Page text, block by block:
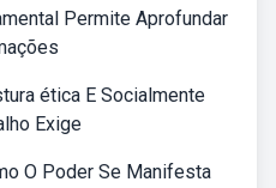
Permite Aprofundar
ética E Socialmente
Exige
O Poder Se Manifesta